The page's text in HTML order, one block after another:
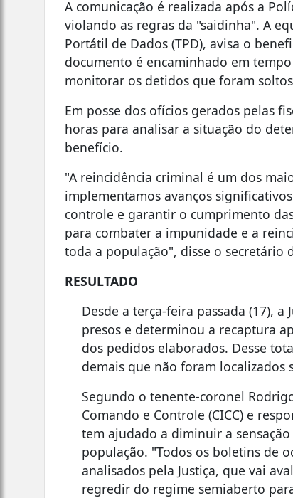
A comunicação é realizada após a
violando as regras da "saidinha". A
Portátil de Dados (TPD), avisa o
documento é encaminhado em tempo
monitorar os detidos que foram
Em posse dos ofícios gerados pelas
horas para analisar a situação do
benefício.
"A reincidência criminal é um dos
implementamos avanços
controle e garantir o cumprimento
para combater a impunidade e a
toda a população", disse o secretário
RESULTADO
Desde a terça-feira passada (17),
presos e determinou a recaptura
dos pedidos elaborados. Desse
demais que não foram localizados
Segundo o tenente-coronel
Comando e Controle (CICC) e
tem ajudado a diminuir a
população. "Todos os boletins de
analisados pela Justiça, que vai
regredir do regime semiaberto